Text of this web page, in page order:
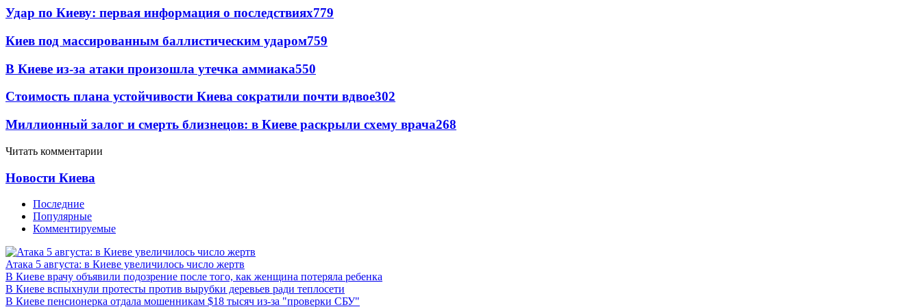
Удар по Киеву: первая информация о последствиях779
Киев под массированным баллистическим ударом759
В Киеве из-за атаки произошла утечка аммиака550
Стоимость плана устойчивости Киева сократили почти вдвое302
Миллионный залог и смерть близнецов: в Киеве раскрыли схему врача268
Читать комментарии
Новости Киева
Последние
Популярные
Комментируемые
Атака 5 августа: в Киеве увеличилось число жертв
В Киеве врачу объявили подозрение после того, как женщина потеряла ребенка
В Киеве вспыхнули протесты против вырубки деревьев ради теплосети
В Киеве пенсионерка отдала мошенникам $18 тысяч из-за "проверки СБУ"